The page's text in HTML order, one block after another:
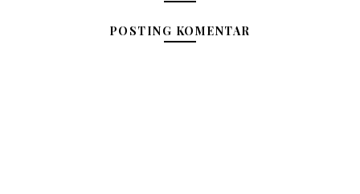
POSTING KOMENTAR